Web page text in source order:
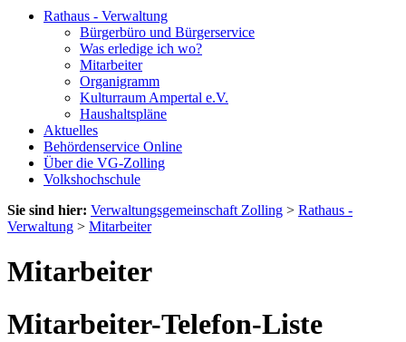
Rathaus - Verwaltung
Bürgerbüro und Bürgerservice
Was erledige ich wo?
Mitarbeiter
Organigramm
Kulturraum Ampertal e.V.
Haushaltspläne
Aktuelles
Behördenservice Online
Über die VG-Zolling
Volkshochschule
Sie sind hier: Verwaltungsgemeinschaft Zolling > Rathaus -
Verwaltung > Mitarbeiter
Mitarbeiter
Mitarbeiter-Telefon-Liste